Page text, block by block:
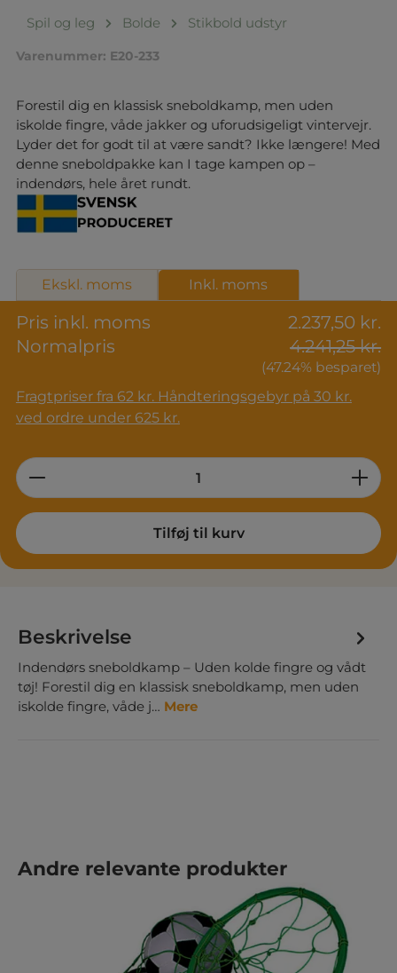
Spil og leg Bolde Stikbold udstyr
Varenummer: E20-233
Forestil dig en klassisk sneboldkamp, men uden
iskolde fingre, våde jakker og uforudsigeligt vintervejr.
Lyder det for godt til at være sandt? Ikke længere! Med
denne sneboldpakke kan I tage kampen op –
indendørs, hele året rundt.
Pris inkl. moms
2.237,50 kr.
Normalpris
4.241,25 kr.
(47.24% besparet)
Fragtpriser fra 62 kr. Håndteringsgebyr på 30 kr.
ved ordre under 625 kr.
Ekskl. moms Inkl. moms
Product Quantity: Enter the desired
Tilføj til kurv
Beskrivelse
Indendørs sneboldkamp – Uden kolde fingre og vådt
tøj! Forestil dig en klassisk sneboldkamp, men uden
iskolde fingre, våde j… Mere
Spring produktgalleriet over
Andre relevante produkter